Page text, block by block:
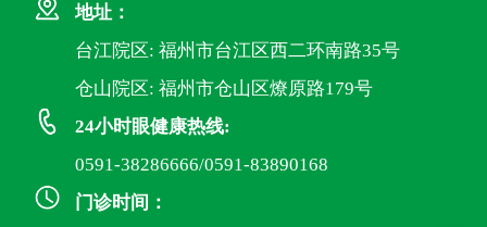
地址：
台江院区: 福州市台江区西二环南路35号
仓山院区: 福州市仓山区燎原路179号
24小时眼健康热线:
0591-38286666/0591-83890168
门诊时间：